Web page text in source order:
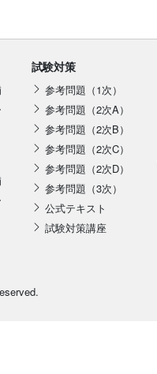
試験対策
参考問題（1次）
参考問題（2次A）
参考問題（2次B）
参考問題（2次C）
参考問題（2次D）
参考問題（3次）
公式テキスト
試験対策講座